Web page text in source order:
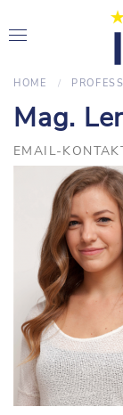
HOME
Mag.
EMAIL-